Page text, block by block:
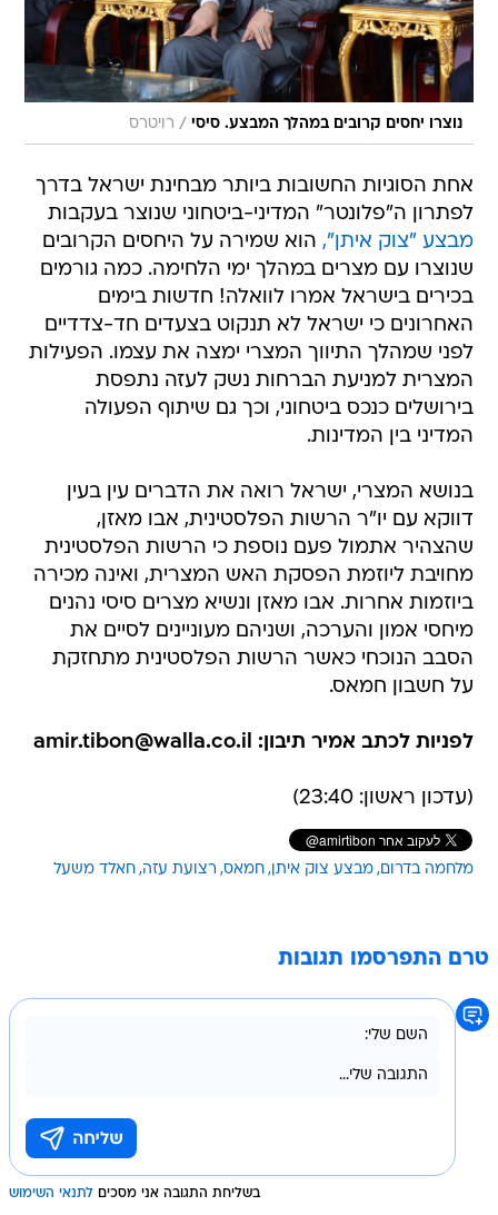
נוצרו יחסים קרובים במהלך המבצע. סיסי / רויטרס
אחת הסוגיות החשובות ביותר מבחינת ישראל בדרך
לפתרון ה"פלונטר" המדיני-ביטחוני שנוצר בעקבות
מבצע "צוק איתן", הוא שמירה על היחסים הקרובים
שנוצרו עם מצרים במהלך ימי הלחימה. כמה גורמים
בכירים בישראל אמרו לוואלה! חדשות בימים
האחרונים כי ישראל לא תנקוט בצעדים חד-צדדיים
לפני שמהלך התיווך המצרי ימצה את עצמו. הפעילות
המצרית למניעת הברחות נשק לעזה נתפסת
בירושלים כנכס ביטחוני, וכך גם שיתוף הפעולה
המדיני בין המדינות.
בנושא המצרי, ישראל רואה את הדברים עין בעין
דווקא עם יו"ר הרשות הפלסטינית, אבו מאזן,
שהצהיר אתמול פעם נוספת כי הרשות הפלסטינית
מחויבת ליוזמת הפסקת האש המצרית, ואינה מכירה
ביוזמות אחרות. אבו מאזן ונשיא מצרים סיסי נהנים
מיחסי אמון והערכה, ושניהם מעוניינים לסיים את
הסבב הנוכחי כאשר הרשות הפלסטינית מתחזקת
על חשבון חמאס.
לפניות לכתב אמיר תיבון: amir.tibon@walla.co.il
(עדכון ראשון: 23:40)
מלחמה בדרום מבצע צוק איתן חמאס רצועת עזה חאלד משעל
טרם התפרסמו תגובות
בשליחת התגובה אני מסכים לתנאי השימוש